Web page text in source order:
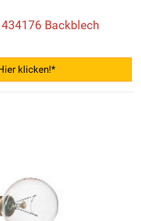
Backblech
klicken!*